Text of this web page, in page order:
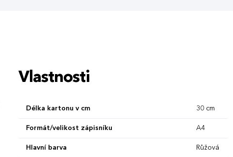
Vlastnosti
Délka kartonu v cm 30 cm
Formát/velikost zápisníku A4
Hlavní barva Růžová